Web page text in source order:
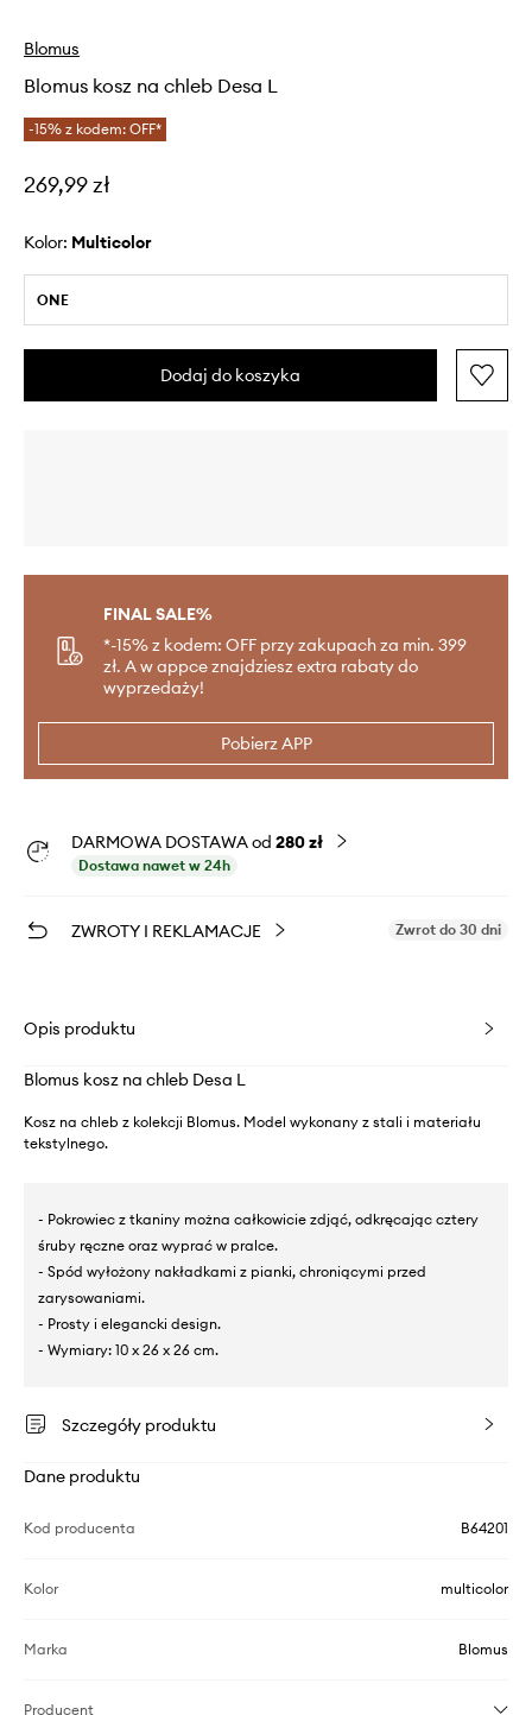
Blomus
Blomus kosz na chleb Desa L
-15% z kodem: OFF*
269,99 zł
Kolor: multicolor
ONE
Dodaj do koszyka
FINAL SALE%
*-15% z kodem: OFF przy zakupach za min. 399
zł. A w appce znajdziesz extra rabaty do
wyprzedaży!
Pobierz APP
DARMOWA DOSTAWA od 280 zł
Dostawa nawet w 24h
ZWROTY I REKLAMACJE Zwrot do 30 dni
Opis produktu
Blomus kosz na chleb Desa L
Kosz na chleb z kolekcji Blomus. Model wykonany z stali i materiału
tekstylnego.
- Pokrowiec z tkaniny można całkowicie zdjąć, odkręcając cztery
śruby ręczne oraz wyprać w pralce.
- Spód wyłożony nakładkami z pianki, chroniącymi przed
zarysowaniami.
- Prosty i elegancki design.
- Wymiary: 10 x 26 x 26 cm.
Szczegóły produktu
Dane produktu
Kod producenta B64201
Kolor multicolor
Marka Blomus
Producent